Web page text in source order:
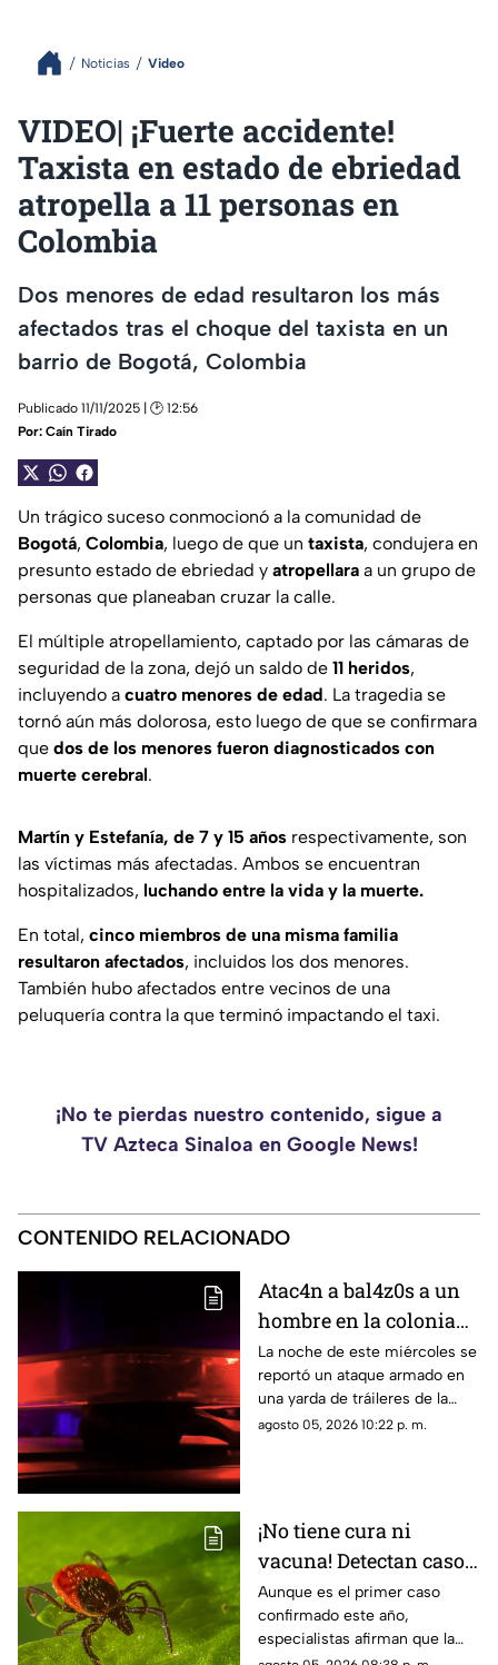
Noticias Video
VIDEO| ¡Fuerte accidente!
Taxista en estado de ebriedad
atropella a 11 personas en
Colombia
Dos menores de edad resultaron los más
afectados tras el choque del taxista en un
barrio de Bogotá, Colombia
Publicado 11/11/2025 | 🕑 12:56
Por: Caín Tirado
Un trágico suceso conmocionó a la comunidad de
Bogotá, Colombia, luego de que un taxista, condujera en
presunto estado de ebriedad y atropellara a un grupo de
personas que planeaban cruzar la calle.
El múltiple atropellamiento, captado por las cámaras de
seguridad de la zona, dejó un saldo de 11 heridos,
incluyendo a cuatro menores de edad. La tragedia se
tornó aún más dolorosa, esto luego de que se confirmara
que dos de los menores fueron diagnosticados con
muerte cerebral.
Martín y Estefanía, de 7 y 15 años respectivamente, son
las víctimas más afectadas. Ambos se encuentran
hospitalizados, luchando entre la vida y la muerte.
En total, cinco miembros de una misma familia
resultaron afectados, incluidos los dos menores.
También hubo afectados entre vecinos de una
peluquería contra la que terminó impactando el taxi.
¡No te pierdas nuestro contenido, sigue a
TV Azteca Sinaloa en Google News!
CONTENIDO RELACIONADO
Atac4n a bal4z0s a un
hombre en la colonia
San Rafael, en
Culiacán; ya fue
identificado
La noche de este miércoles se
reportó un ataque armado en
una yarda de tráileres de la
colonia San Rafael, en la capital
agosto 05, 2026 10:22 p. m.
¡No tiene cura ni
vacuna! Detectan caso
del virus Bourbon,
enfermedad
transmitida por
Aunque es el primer caso
confirmado este año,
especialistas afirman que la